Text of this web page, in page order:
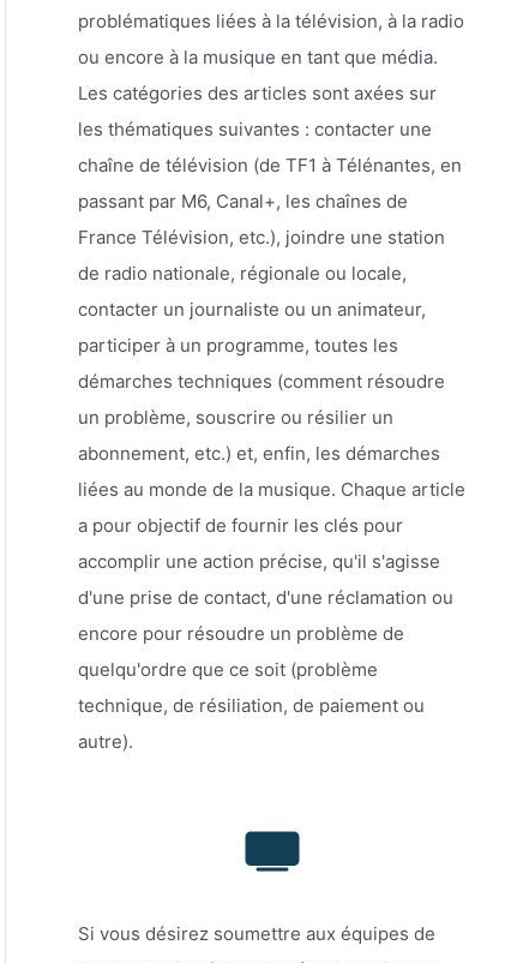
problématiques liées à la télévision, à la radio
ou encore à la musique en tant que média.
Les catégories des articles sont axées sur
les thématiques suivantes : contacter une
chaîne de télévision (de TF1 à Télénantes, en
passant par M6, Canal+, les chaînes de
France Télévision, etc.), joindre une station
de radio nationale, régionale ou locale,
contacter un journaliste ou un animateur,
participer à un programme, toutes les
démarches techniques (comment résoudre
un problème, souscrire ou résilier un
abonnement, etc.) et, enfin, les démarches
liées au monde de la musique. Chaque article
a pour objectif de fournir les clés pour
accomplir une action précise, qu'il s'agisse
d'une prise de contact, d'une réclamation ou
encore pour résoudre un problème de
quelqu'ordre que ce soit (problème
technique, de résiliation, de paiement ou
autre).
Si vous désirez soumettre aux équipes de